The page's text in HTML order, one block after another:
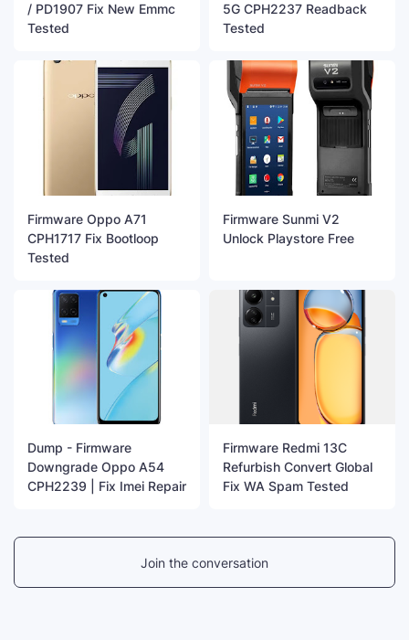
/ PD1907 Fix New Emmc
Tested
5G CPH2237 Readback
Tested
Firmware Oppo A71
CPH1717 Fix Bootloop
Tested
Firmware Sunmi V2
Unlock Playstore Free
Dump - Firmware
Downgrade Oppo A54
CPH2239 | Fix Imei Repair
Firmware Redmi 13C
Refurbish Convert Global
Fix WA Spam Tested
Join the conversation